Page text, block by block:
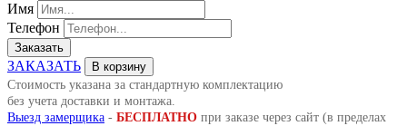
Имя
Телефон
Заказать
ЗАКАЗАТЬ
В корзину
Стоимость указана за стандартную комплектацию
без учета доставки и монтажа.
Выезд замерщика - БЕСПЛАТНО при заказе через сайт (в пределах